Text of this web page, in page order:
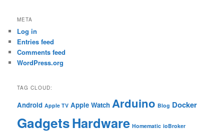
META
Log in
Entries feed
Comments feed
WordPress.org
TAG CLOUD:
Android Apple TV Apple Watch Arduino Blog Docker
GadgetsHardware Homematic ioBroker